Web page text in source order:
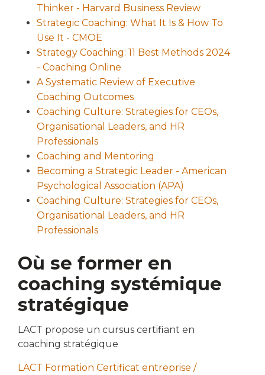
Thinker - Harvard Business Review
Strategic Coaching: What It Is & How To
Use It - CMOE
Strategy Coaching: 11 Best Methods 2024
- Coaching Online
A Systematic Review of Executive
Coaching Outcomes
Coaching Culture: Strategies for CEOs,
Organisational Leaders, and HR
Professionals
Coaching and Mentoring
Becoming a Strategic Leader - American
Psychological Association (APA)
Coaching Culture: Strategies for CEOs,
Organisational Leaders, and HR
Professionals
Où se former en
coaching systémique
stratégique
LACT propose un cursus certifiant en
coaching stratégique
LACT Formation Certificat entreprise /